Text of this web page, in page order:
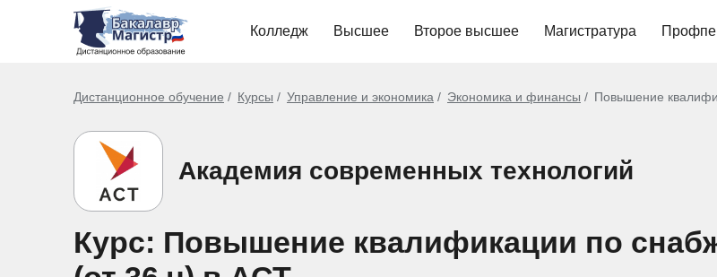
Колледж Высшее Второе высшее Магистратура
Дистанционное обучение Курсы Управление и экономика Экономика и финансы Повышение
Академия современных технологий
Курс: Повышение квалификации по